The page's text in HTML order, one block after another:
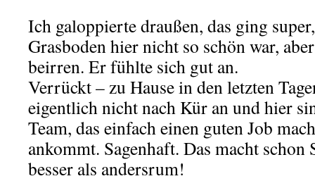
Ich galoppierte draußen, das ging
Grasboden hier nicht so schön war,
beirren. Er fühlte sich gut an.
Verrückt – zu Hause in den letzten
eigentlich nicht nach Kür an und hier
Team, das einfach einen guten Job
ankommt. Sagenhaft. Das macht schon
besser als andersrum!